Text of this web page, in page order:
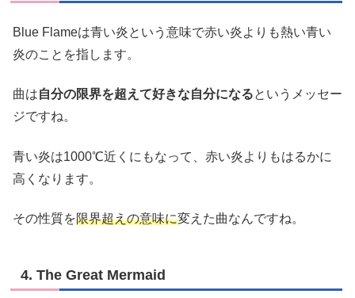
Blue Flameは青い炎という意味で赤い炎よりも熱い青い
炎のことを指します。
曲は自分の限界を超えて好きな自分になるというメッセー
ジですね。
青い炎は1000℃近くにもなって、赤い炎よりもはるかに
高くなります。
その性質を限界超えの意味に変えた曲なんですね。
4. The Great Mermaid